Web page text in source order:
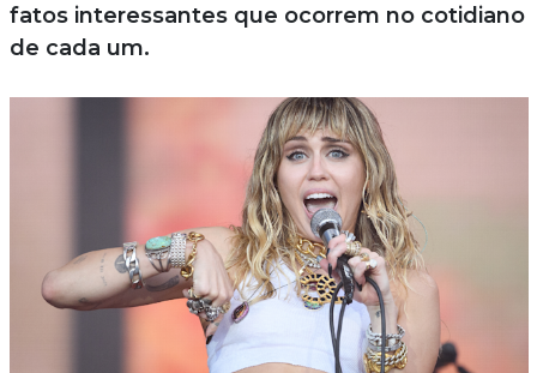
fatos interessantes que ocorrem no cotidiano
de cada um.